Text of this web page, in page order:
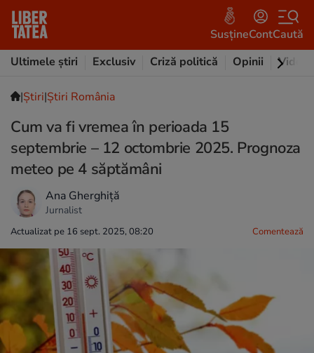
SusțineContCaută
Ultimele știri
Exclusiv Criză politică Opinii Video
|Ştiri|Știri România
Cum va fi vremea în perioada 15
septembrie – 12 octombrie 2025. Prognoza
meteo pe 4 săptămâni
Ana Gherghiță
Jurnalist
Actualizat pe 16 sept. 2025, 08:20 Comentează